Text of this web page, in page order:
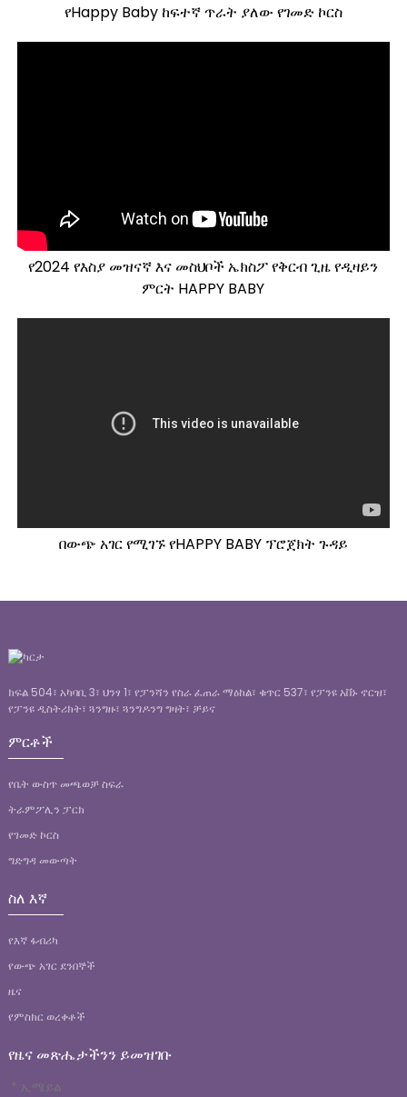
የHappy Baby ከፍተኛ ጥራት ያለው የገመድ ኮርስ
የ2024 የእስያ መዝናኛ እና መስህቦች ኤክስፖ የቅርብ ጊዜ የዲዛይን
ምርት HAPPY BABY
በውጭ አገር የሚገኙ የHAPPY BABY ፕሮጀክት ጉዳይ
ክፍል 504፣ አካባቢ 3፣ ህንፃ 1፣ የፓንሻን የስራ ፈጠራ ማዕከል፣ ቁጥር 537፣ የፓንዩ አቨኑ ኖርዝ፣
የፓንዩ ዲስትሪክት፣ ጓንግዙ፣ ጓንግዶንግ ግዛት፣ ቻይና
ምርቶች
የቤት ውስጥ መጫወቻ ስፍራ
ትራምፖሊን ፓርክ
የገመድ ኮርስ
ግድግዳ መውጣት
ስለ እኛ
የእኛ ፋብሪካ
የውጭ አገር ደንበኞች
ዜና
የምስክር ወረቀቶች
የዜና መጽሔታችንን ይመዝገቡ